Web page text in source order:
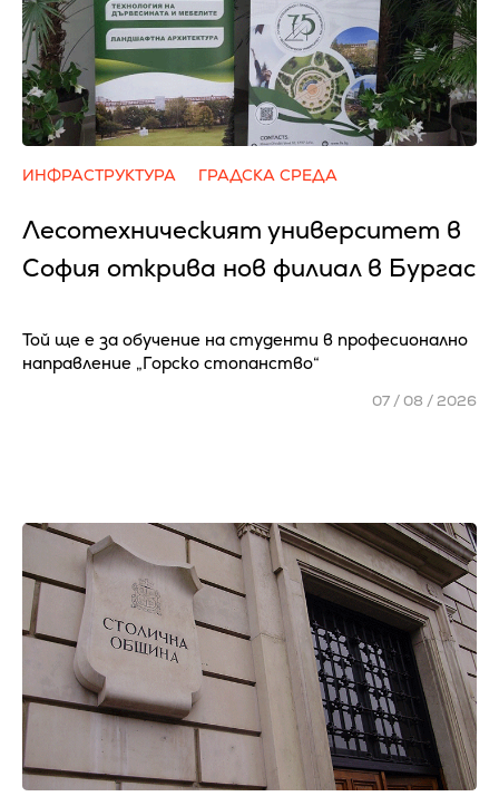
ИНФРАСТРУКТУРА ГРАДСКА СРЕДА
Лесотехническият университет в
София открива нов филиал в Бургас
Той ще е за обучение на студенти в професионално
направление „Горско стопанство“
07 / 08 / 2026